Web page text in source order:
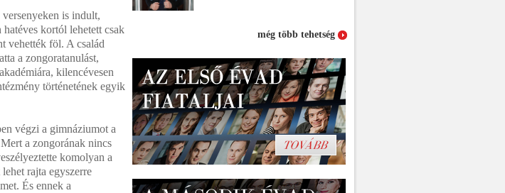
is indult,
kortól lehetett csak
vehették föl. A család
a zongoratanulást,
kilencévesen
történetének egyik
végzi a gimnáziumot a
a zongorának nincs
komolyan a
rajta egyszerre
És ennek a
még több tehetség